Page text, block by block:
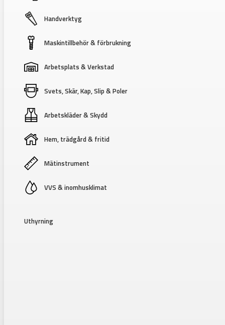
Handverktyg
Maskintillbehör & förbrukning
Arbetsplats & Verkstad
Svets, Skär, Kap, Slip & Poler
Arbetskläder & Skydd
Hem, trädgård & fritid
Mätinstrument
VVS & inomhusklimat
Uthyrning